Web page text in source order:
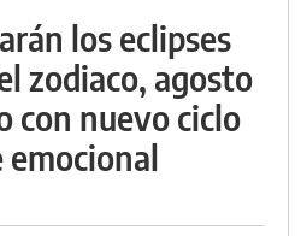
los eclipses
zodiaco, agosto
con nuevo ciclo
emocional